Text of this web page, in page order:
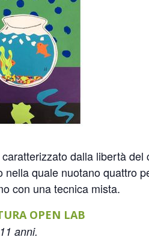
dalla libertà
quale nuotano quattro
con una tecnica mista.
OPEN LAB
anni.